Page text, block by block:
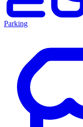
Parking